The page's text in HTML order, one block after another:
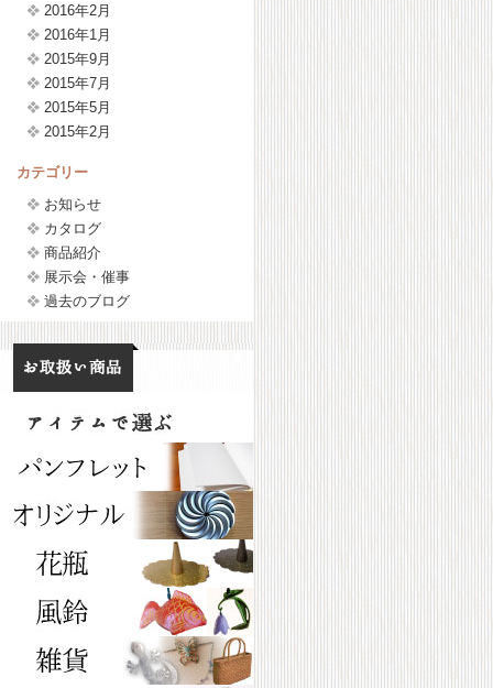
2016年2月
2016年1月
2015年9月
2015年7月
2015年5月
2015年2月
カテゴリー
お知らせ
カタログ
商品紹介
展示会・催事
過去のブログ